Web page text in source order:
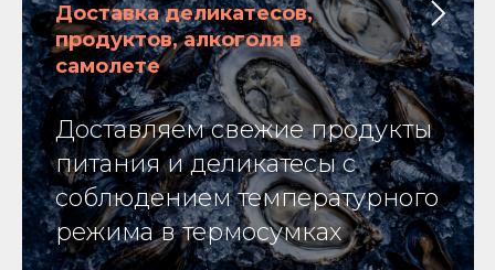
Доставка деликатесов,
продуктов, алкоголя в
самолете
Доставляем свежие продукты
питания и деликатесы с
соблюдением температурного
режима в термосумках